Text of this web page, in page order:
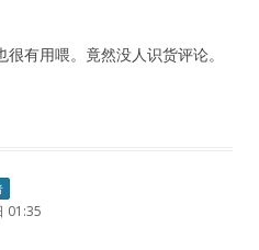
有用喂。竟然没人识货评论。
01:35